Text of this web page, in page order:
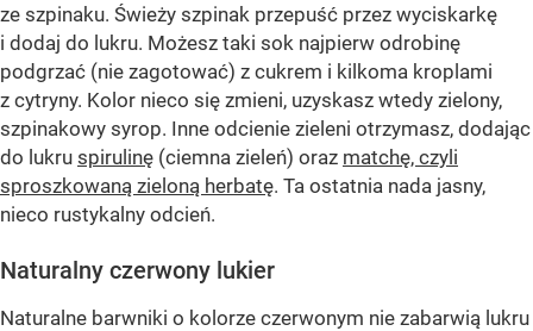
ze szpinaku. Świeży szpinak przepuść przez wyciskarkę
i dodaj do lukru. Możesz taki sok najpierw odrobinę
podgrzać (nie zagotować) z cukrem i kilkoma kroplami
z cytryny. Kolor nieco się zmieni, uzyskasz wtedy zielony,
szpinakowy syrop. Inne odcienie zieleni otrzymasz, dodając
do lukru spirulinę (ciemna zieleń) oraz matchę, czyli
sproszkowaną zieloną herbatę. Ta ostatnia nada jasny,
nieco rustykalny odcień.
Naturalny czerwony lukier
Naturalne barwniki o kolorze czerwonym nie zabarwią lukru